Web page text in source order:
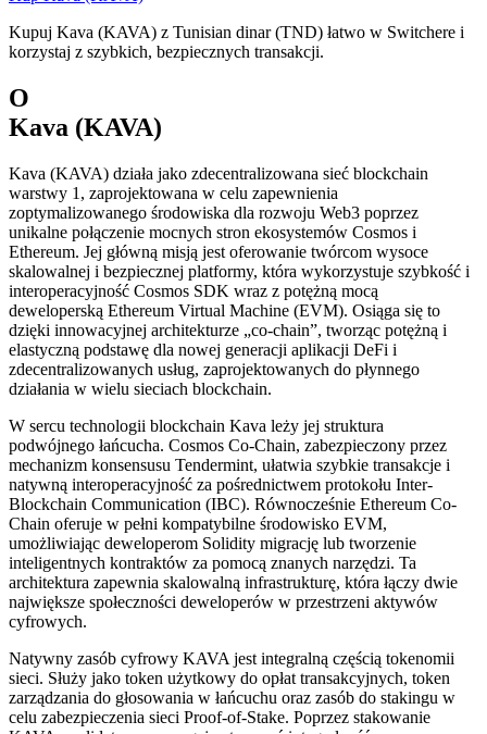
Kupuj Kava (KAVA) z Tunisian dinar (TND) łatwo w Switchere i
korzystaj z szybkich, bezpiecznych transakcji.
O
Kava (KAVA)
Kava (KAVA) działa jako zdecentralizowana sieć blockchain
warstwy 1, zaprojektowana w celu zapewnienia
zoptymalizowanego środowiska dla rozwoju Web3 poprzez
unikalne połączenie mocnych stron ekosystemów Cosmos i
Ethereum. Jej główną misją jest oferowanie twórcom wysoce
skalowalnej i bezpiecznej platformy, która wykorzystuje szybkość i
interoperacyjność Cosmos SDK wraz z potężną mocą
deweloperską Ethereum Virtual Machine (EVM). Osiąga się to
dzięki innowacyjnej architekturze „co-chain”, tworząc potężną i
elastyczną podstawę dla nowej generacji aplikacji DeFi i
zdecentralizowanych usług, zaprojektowanych do płynnego
działania w wielu sieciach blockchain.
W sercu technologii blockchain Kava leży jej struktura
podwójnego łańcucha. Cosmos Co-Chain, zabezpieczony przez
mechanizm konsensusu Tendermint, ułatwia szybkie transakcje i
natywną interoperacyjność za pośrednictwem protokołu Inter-
Blockchain Communication (IBC). Równocześnie Ethereum Co-
Chain oferuje w pełni kompatybilne środowisko EVM,
umożliwiając deweloperom Solidity migrację lub tworzenie
inteligentnych kontraktów za pomocą znanych narzędzi. Ta
architektura zapewnia skalowalną infrastrukturę, która łączy dwie
największe społeczności deweloperów w przestrzeni aktywów
cyfrowych.
Natywny zasób cyfrowy KAVA jest integralną częścią tokenomii
sieci. Służy jako token użytkowy do opłat transakcyjnych, token
zarządzania do głosowania w łańcuchu oraz zasób do stakingu w
celu zabezpieczenia sieci Proof-of-Stake. Poprzez stakowanie